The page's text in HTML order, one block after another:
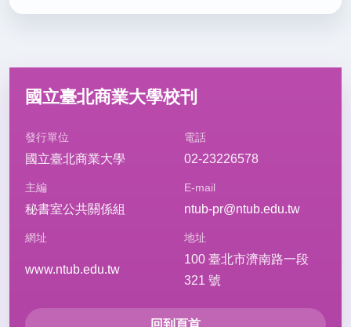
國立臺北商業大學校刊
發行單位
國立臺北商業大學
電話
02-23226578
主編
秘書室公共關係組
E-mail
ntub-pr@ntub.edu.tw
網址
www.ntub.edu.tw
地址
100 臺北市濟南路一段
321 號